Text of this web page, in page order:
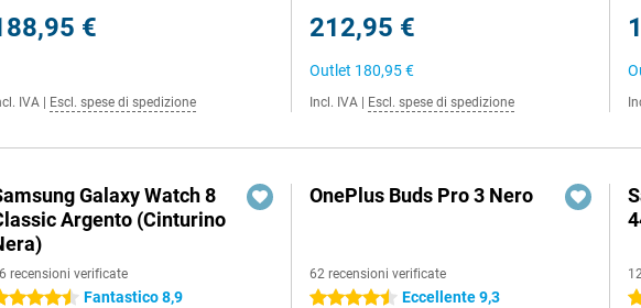
€
IVA Escl. spese di spedizione
212,95 €
Outlet 180,95 €
Incl. IVA Escl. spese di spedizione
Galaxy Watch 8
Argento (Cinturino
recensioni verificate
stelle Fantastico 8,9
OnePlus Buds Pro 3 Nero
62 recensioni verificate
4.5 stelle Eccellente 9,3